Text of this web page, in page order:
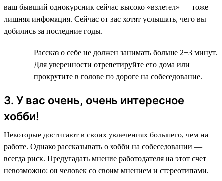
ваш бывший однокурсник сейчас высоко «взлетел» — тоже
лишняя инфомация. Сейчас от вас хотят услышать, чего вы
добились за последние годы.
Рассказ о себе не должен занимать больше 2−3 минут.
Для уверенности отрепетируйте его дома или
прокрутите в голове по дороге на собеседование.
3. У вас очень, очень интересное
хобби!
Некоторые достигают в своих увлечениях большего, чем на
работе. Однако рассказывать о хобби на собеседовании —
всегда риск. Предугадать мнение работодателя на этот счет
невозможно: он человек со своим мнением и стереотипами.